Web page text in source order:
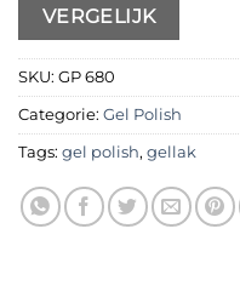
VERGELIJK
SKU: GP 680
Categorie: Gel Polish
Tags: gel polish, gellak